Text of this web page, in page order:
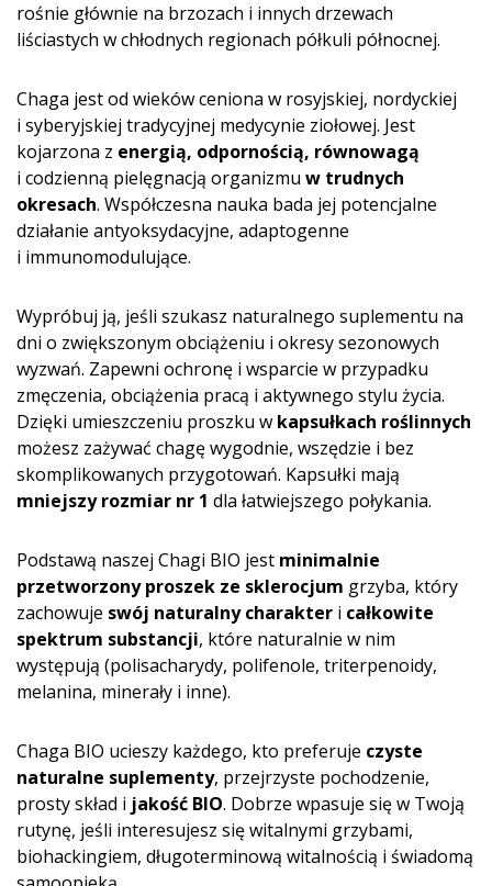
rośnie głównie na brzozach i innych drzewach
liściastych w chłodnych regionach półkuli północnej.
Chaga jest od wieków ceniona w rosyjskiej, nordyckiej
i syberyjskiej tradycyjnej medycynie ziołowej. Jest
kojarzona z energią, odpornością, równowagą
i codzienną pielęgnacją organizmu w trudnych
okresach. Współczesna nauka bada jej potencjalne
działanie antyoksydacyjne, adaptogenne
i immunomodulujące.
Wypróbuj ją, jeśli szukasz naturalnego suplementu na
dni o zwiększonym obciążeniu i okresy sezonowych
wyzwań. Zapewni ochronę i wsparcie w przypadku
zmęczenia, obciążenia pracą i aktywnego stylu życia.
Dzięki umieszczeniu proszku w kapsułkach roślinnych
możesz zażywać chagę wygodnie, wszędzie i bez
skomplikowanych przygotowań. Kapsułki mają
mniejszy rozmiar nr 1 dla łatwiejszego połykania.
Podstawą naszej Chagi BIO jest minimalnie
przetworzony proszek ze sklerocjum grzyba, który
zachowuje swój naturalny charakter i całkowite
spektrum substancji, które naturalnie w nim
występują (polisacharydy, polifenole, triterpenoidy,
melanina, minerały i inne).
Chaga BIO ucieszy każdego, kto preferuje czyste
naturalne suplementy, przejrzyste pochodzenie,
prosty skład i jakość BIO. Dobrze wpasuje się w Twoją
rutynę, jeśli interesujesz się witalnymi grzybami,
biohackingiem, długoterminową witalnością i świadomą